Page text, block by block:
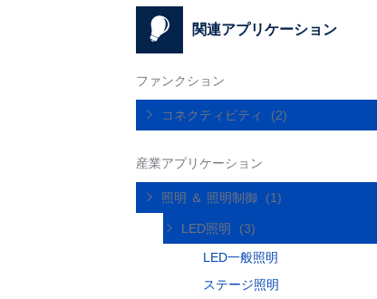
関連アプリケーション
ファンクション
コネクティビティ (2)
産業アプリケーション
照明 ＆ 照明制御 (1)
LED照明
(3)
LED一般照明
ステージ照明